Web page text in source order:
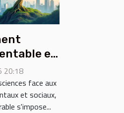
en
et
20:18
face aux
et sociaux,
s'impose...